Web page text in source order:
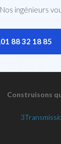
Nos ingénieurs
01 88 32 18 85
Construisons